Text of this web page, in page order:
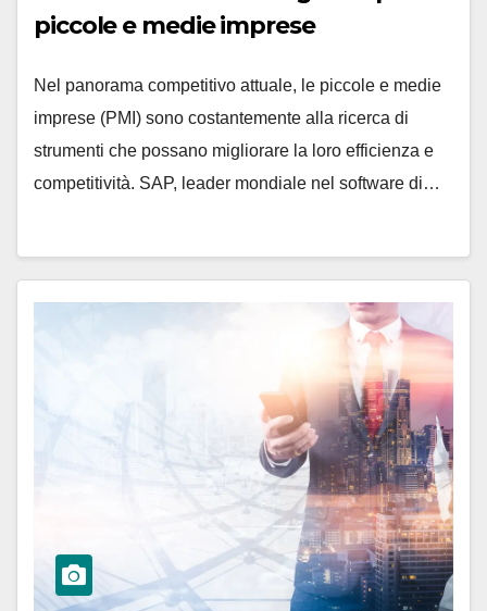
piccole e medie imprese
Nel panorama competitivo attuale, le piccole e medie
imprese (PMI) sono costantemente alla ricerca di
strumenti che possano migliorare la loro efficienza e
competitività. SAP, leader mondiale nel software di…